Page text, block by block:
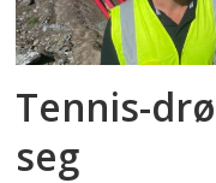
Tennis-
seg